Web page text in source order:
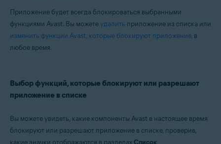
Приложение будет всегда блокироваться выбранными
функциями Avast. Вы можетеудалить приложение из списка или
изменить функции Avast, которые блокируют приложение, в
любое время.
Выбор функций, которые блокируют или разрешают
приложение в списке
Вы можете увидеть, какие компоненты Avast в настоящее время
блокируют или разрешают приложение в списке, проверив,